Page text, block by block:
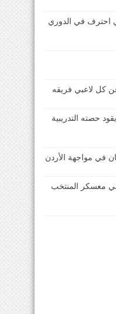
احترف في الدوري
كل لاعبي فريقه
حصته التدريبية
في مواجهة الأردن
في معسكر المنتخب